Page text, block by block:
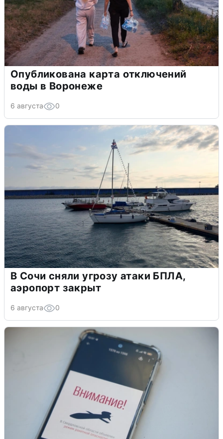
Опубликована карта отключений
воды в Воронеже
6 августа 0
В Сочи сняли угрозу атаки БПЛА,
аэропорт закрыт
6 августа 0